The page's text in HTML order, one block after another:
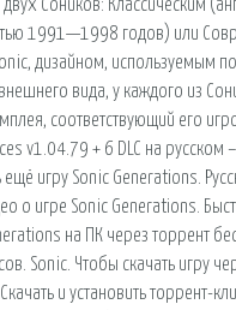
Соников: Классическим
1991—1998 годов) или
дизайном, используемым
вида, у каждого из
соответствующий его
v1.04.79 + 6 DLC на русском
ещё игру Sonic Generations.
о игре Sonic Generations.
на ПК через торрент
Sonic. Чтобы скачать игру
и установить торрент-